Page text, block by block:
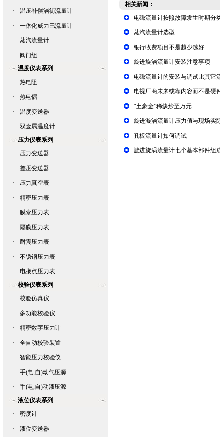
· 温压补偿涡街流量计
· 一体化威力巴流量计
· 蒸汽流量计
·
阀门组
温度仪表系列
·
热电阻
· 热电偶
· 温度变送器
·
双金属温度计
压力仪表系列
·
压力变送器
· 差压变送器
· 压力真空表
· 精密压力表
· 膜盒压力表
· 隔膜压力表
· 耐震压力表
· 不锈钢压力表
·
电接点压力表
校验仪表系列
·
校验仿真仪
· 多功能校验仪
· 精密数字压力计
· 全自动校验装置
· 智能压力校验仪
· 手(电,自)动气压源
·
手(电,自)动液压源
液位仪表系列
·
密度计
· 液位变送器
相关新闻：
电磁流量计按照故障发生时期分
蒸汽流量计选型
银行收费项目不是越少越好
旋进旋涡流量计安装注意事项
电磁流量计的安装与调试比其它
电视厂商未来或靠内容而不是硬
“土豪金”稀缺炒至万元
旋进漩涡流量计压力值与现场实
孔板流量计如何调试
旋进旋涡流量计七个基本部件组